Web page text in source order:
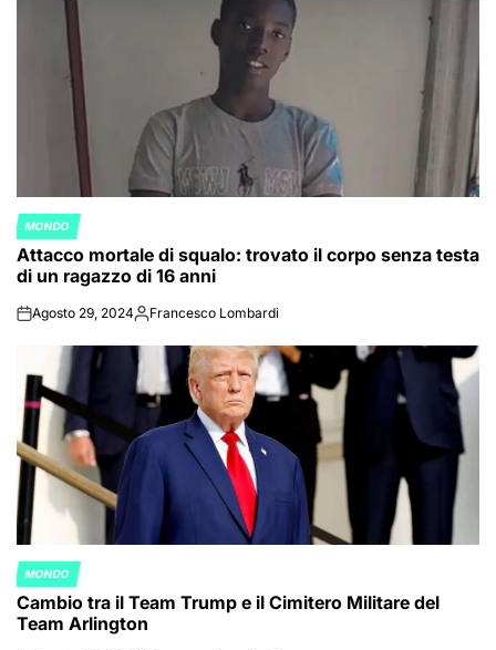
POSTED
IN
MONDO
Attacco mortale di squalo: trovato il corpo senza testa
di un ragazzo di 16 anni
onAgosto 29, 2024Posted
Francesco Lombardi
POSTED
IN
MONDO
Cambio tra il Team Trump e il Cimitero Militare del
Team Arlington